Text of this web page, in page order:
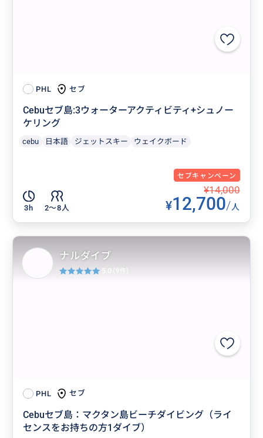
PHL セブ
Cebuセブ島:3ウォーターアクティビティ+シュノー
ケリング
cebu 日本語 ジェットスキー ウェイクボード
セブキャンペーン
3h 2〜8人
¥14,000
¥12,700/人
PHL セブ
Cebuセブ島：マクタン島ビーチダイビング（ライ
センスをお持ちの方1ダイブ）
ナルダイブ
5.0 (9件)